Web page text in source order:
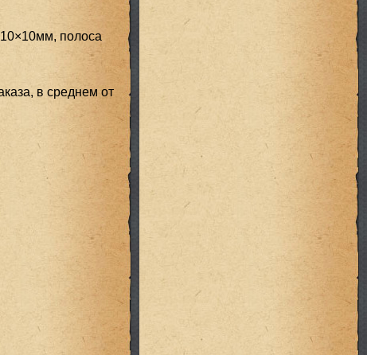
полоса
в среднем от